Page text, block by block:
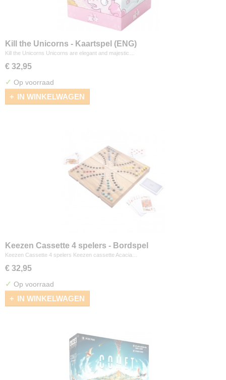
Kill the Unicorns - Kaartspel (ENG)
Kill the Unicorns Unicorns are elegant and majestic…
€ 32,95
✓ Op voorraad
IN WINKELWAGEN
Keezen Cassette 4 spelers - Bordspel
Keezen Cassette 4 spelers Keezen cassette Acacia…
€ 32,95
✓ Op voorraad
IN WINKELWAGEN